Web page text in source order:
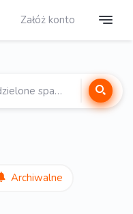
Załóż konto
Archiwalne